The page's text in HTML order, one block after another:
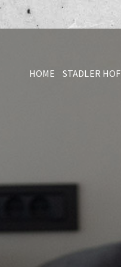
HOME STADLER HOF